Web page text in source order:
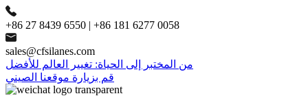
+86 27 8439 6550 | +86 181 6277 0058
sales@cfsilanes.com
من المختبر إلى الحياة: تغيير العالم للأفضل
قم بزيارة موقعنا الصيني